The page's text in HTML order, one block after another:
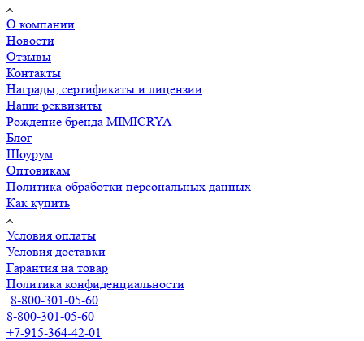
О компании
Новости
Отзывы
Контакты
Награды, сертификаты и лицензии
Наши реквизиты
Рождение бренда MIMICRYA
Блог
Шоурум
Оптовикам
Политика обработки персональных данных
Как купить
Условия оплаты
Условия доставки
Гарантия на товар
Политика конфиденциальности
8-800-301-05-60
8-800-301-05-60
+7-915-364-42-01